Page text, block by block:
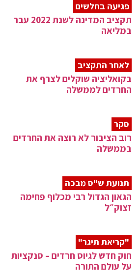
פגיעה בחלשים
תקציב המדינה לשנת 2022 עבר
במליאה
לאחר התקציב
בקואליציה שוקלים לצרף את
החרדים לממשלה
סקר
רוב הציבור לא רוצה את החרדים
בממשלה
תנועת ש"ס מבכה
הגאון הגדול רבי מכלוף פחימה
זצוק״ל
"קריאת תיגר"
חוק חדש לגיוס חרדים – סנקציות
על עולם התורה